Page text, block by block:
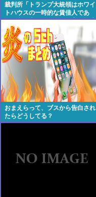
裁判所「トランプ大統領はホワイ
トハウスの一時的な賃借人であ
り、所有者ではない」、宴会場建
設の工事差し止め命令
おまえらって、ブスから告白され
たらどうしてる？